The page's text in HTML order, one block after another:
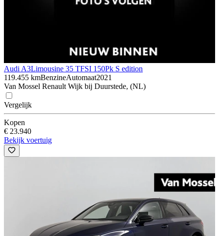
Audi A3Limousine 35 TFSI 150Pk S edition
119.455 kmBenzineAutomaat2021
Van Mossel Renault Wijk bij Duurstede, (NL)
Vergelijk
Kopen
€ 23.940
Bekijk voertuig